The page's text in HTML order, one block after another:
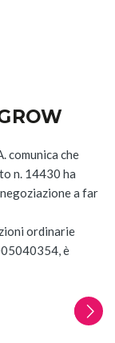
comunica che
n. 14430 ha
a far
ordinarie
è